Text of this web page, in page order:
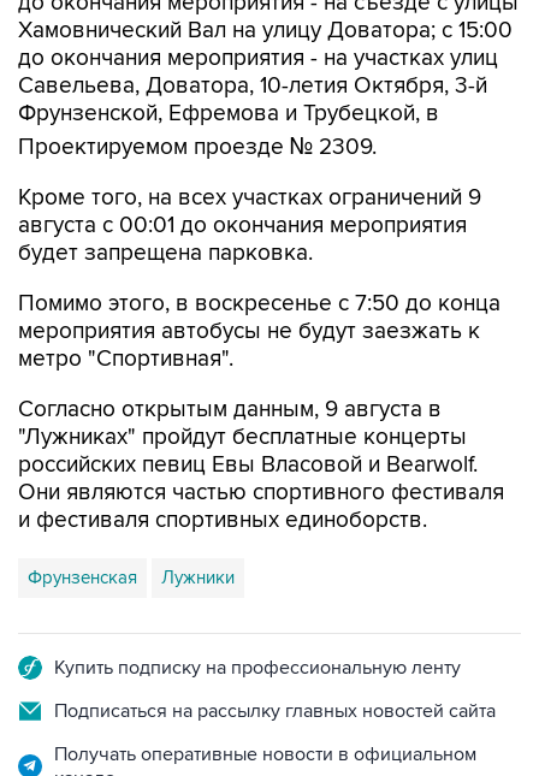
Хамовнический Вал на улицу Доватора; с 15:00
до окончания мероприятия - на участках улиц
Савельева, Доватора, 10-летия Октября, 3-й
Фрунзенской, Ефремова и Трубецкой, в
Проектируемом проезде № 2309.
Кроме того, на всех участках ограничений 9
августа с 00:01 до окончания мероприятия
будет запрещена парковка.
Помимо этого, в воскресенье с 7:50 до конца
мероприятия автобусы не будут заезжать к
метро "Спортивная".
Согласно открытым данным, 9 августа в
"Лужниках" пройдут бесплатные концерты
российских певиц Евы Власовой и Bearwolf.
Они являются частью спортивного фестиваля
и фестиваля спортивных единоборств.
Фрунзенская Лужники
Купить подписку на профессиональную ленту
Подписаться на рассылку главных новостей сайта
Получать оперативные новости в официальном